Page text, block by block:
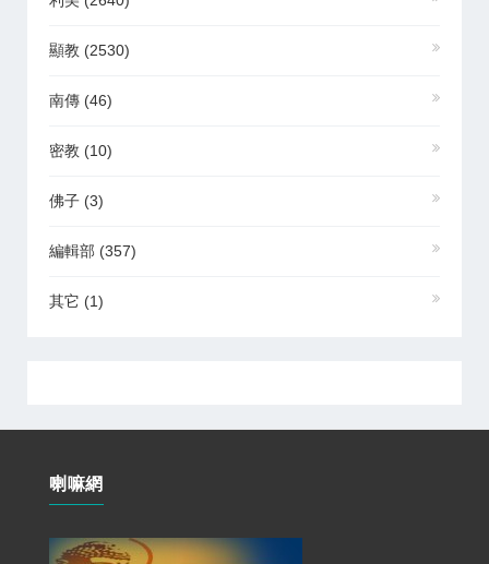
顯教 (2530)
南傳 (46)
密教 (10)
佛子 (3)
編輯部 (357)
其它 (1)
喇嘛網